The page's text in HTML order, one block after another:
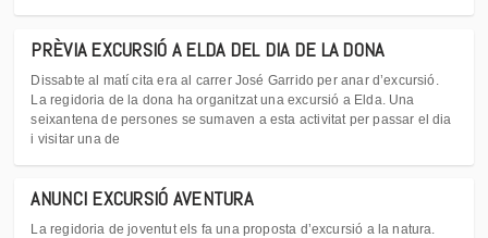
PRÈVIA EXCURSIÓ A ELDA DEL DIA DE LA DONA
Dissabte al matí cita era al carrer José Garrido per anar d’excursió.
La regidoria de la dona ha organitzat una excursió a Elda. Una
seixantena de persones se sumaven a esta activitat per passar el dia
i visitar una de
ANUNCI EXCURSIÓ AVENTURA
La regidoria de joventut els fa una proposta d’excursió a la natura.